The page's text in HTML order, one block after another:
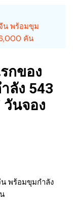
น พร้อมขุม
6,000 คัน
กของ
ลัง 543
วันจอง